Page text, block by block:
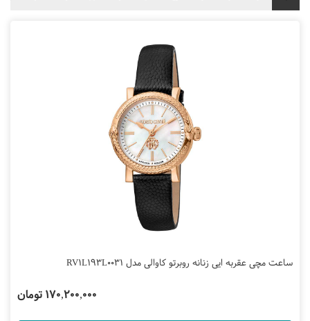
ساعت مچی عقربه ایی زنانه روبرتو کاوالی مدل RV1L193L0031
170,200,000 تومان